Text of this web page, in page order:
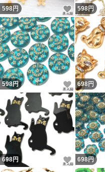
598円 いいね！
598円
598円 いいね！
698円
698円 いいね！
698円